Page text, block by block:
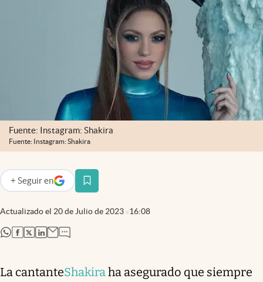
Fuente: Instagram: Shakira
Fuente: Instagram: Shakira
Actualizado el 20 de Julio de 2023 16:08
+ Seguir en
abre en nueva pestaña
abre en nueva pestaña
abre en nueva pestaña
abre en nueva pestaña
abre en nueva pestaña
La cantanteShakiraha asegurado que siempre